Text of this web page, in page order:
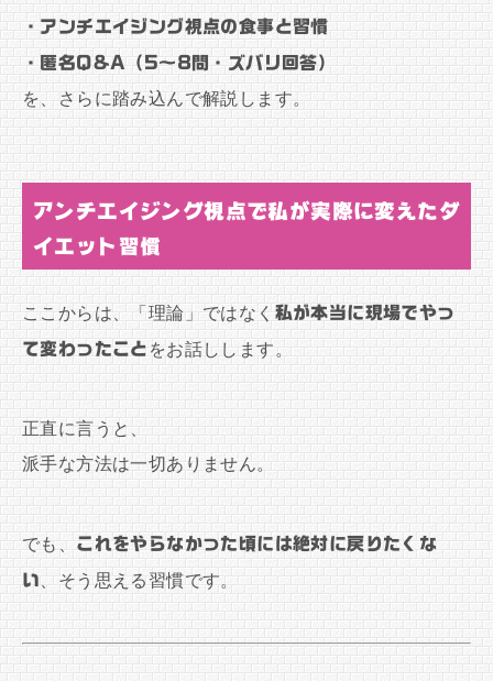
・アンチエイジング視点の食事と習慣
・匿名Q&A（5～8問・ズバリ回答）
を、さらに踏み込んで解説します。
アンチエイジング視点で私が実際に変えたダ
イエット習慣
ここからは、「理論」ではなく 私が本当に現場でやっ
て変わったこと をお話しします。
正直に言うと、
派手な方法は一切ありません。
でも、 これをやらなかった頃には絶対に戻りたくな
い、そう思える習慣です。